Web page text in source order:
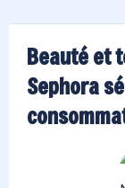
Beauté et
Sephora